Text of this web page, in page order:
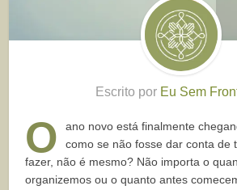
Escrito por Eu Sem
O
ano novo está finalmente
como se não fosse dar conta de
fazer, não é mesmo? Não importa o
organizemos ou o quanto antes